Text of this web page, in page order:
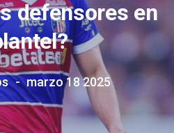
defensores en
marzo 18 2025